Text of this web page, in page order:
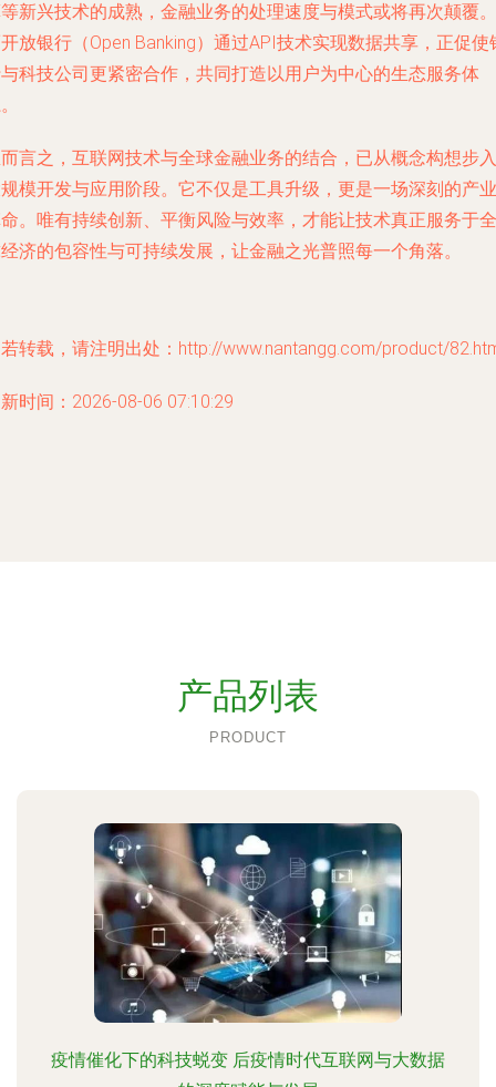
新兴技术的成熟，金融业务的处理速度与模式或将再次颠覆。
放银行（Open Banking）通过API技术实现数据共享，正促使
科技公司更紧密合作，共同打造以用户为中心的生态服务体
言之，互联网技术与全球金融业务的结合，已从概念构想步入
模开发与应用阶段。它不仅是工具升级，更是一场深刻的产业
。唯有持续创新、平衡风险与效率，才能让技术真正服务于全
济的包容性与可持续发展，让金融之光普照每一个角落。
转载，请注明出处：http://www.nantangg.com/product/
时间：2026-08-06 07:10:29
产品列表
PRODUCT
疫情催化下的科技蜕变 后疫情时代互联网与大数据